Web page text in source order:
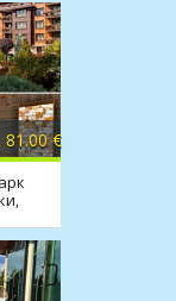
81.00 €